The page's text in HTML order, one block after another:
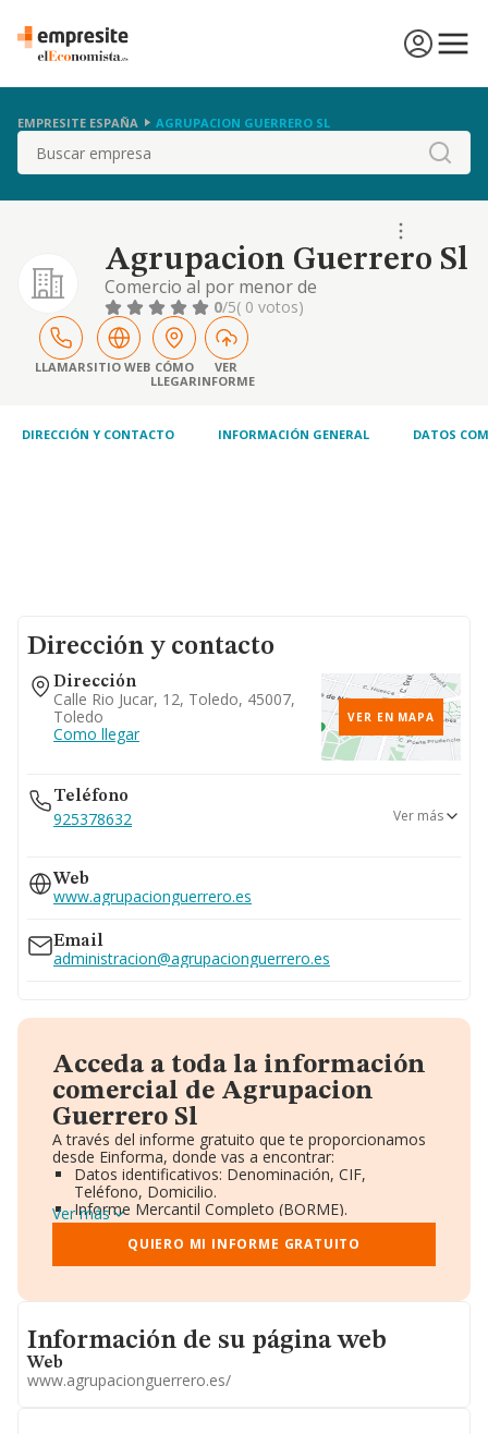
EMPRESITE ESPAÑA AGRUPACION GUERRERO SL
Buscar
Agrupacion Guerrero Sl
Comercio al por menor de
juegos,juguetes,ropa deportiva e
instalaciones deportivas.
0/5( 0 votos)
LLAMARSITIO WEB CÓMO
LLEGAR
VER
INFORME
DIRECCIÓN Y CONTACTO INFORMACIÓN GENERAL DATOS
Dirección y contacto
Dirección
Calle Rio Jucar, 12, Toledo, 45007,
Toledo
Como llegar
VER EN MAPA
Teléfono
925378632
670...
Ver teléfono 670...
Ver más
Web
www.agrupacionguerrero.es
Email
administracion@agrupacionguerrero.es
Acceda a toda la información
comercial de Agrupacion
Guerrero Sl
A través del informe gratuito que te proporcionamos
desde Einforma, donde vas a encontrar:
Datos identificativos: Denominación, CIF,
Teléfono, Domicilio.
Informe Mercantil Completo (BORME).
Gráficos de Evolución Ventas y Empleados.
Consejo de Administración y Administradores.
Directivos y Ejecutivos.
Información oficial y registral complementaria.
Ver más
QUIERO MI INFORME GRATUITO
Informacion de su página web
Información de su página web
Web
www.agrupacionguerrero.es/